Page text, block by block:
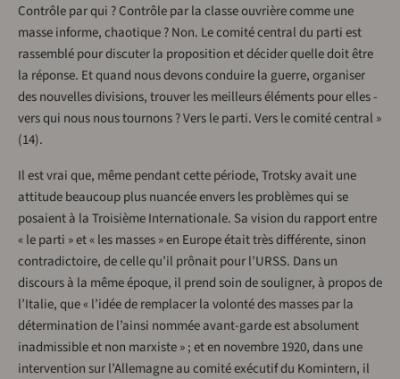
Contrôle par qui ? Contrôle par la classe ouvrière comme une
masse informe, chaotique ? Non. Le comité central du parti est
rassemblé pour discuter la proposition et décider quelle doit être
la réponse. Et quand nous devons conduire la guerre, organiser
des nouvelles divisions, trouver les meilleurs éléments pour elles -
vers qui nous nous tournons ? Vers le parti. Vers le comité central »
(14).
Il est vrai que, même pendant cette période, Trotsky avait une
attitude beaucoup plus nuancée envers les problèmes qui se
posaient à la Troisième Internationale. Sa vision du rapport entre
« le parti » et « les masses » en Europe était très différente, sinon
contradictoire, de celle qu’il prônait pour l’URSS. Dans un
discours à la même époque, il prend soin de souligner, à propos de
l’Italie, que « l’idée de remplacer la volonté des masses par la
détermination de l’ainsi nommée avant-garde est absolument
inadmissible et non marxiste » ; et en novembre 1920, dans une
intervention sur l’Allemagne au comité exécutif du Komintern, il